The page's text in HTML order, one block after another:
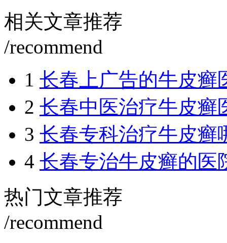
相关文章推荐
/recommend
1 长春上广告的牛皮癣
2 长春中医治疗牛皮癣
3 长春专科治疗牛皮癣
4 长春专治牛皮癣的医
热门文章推荐
/recommend